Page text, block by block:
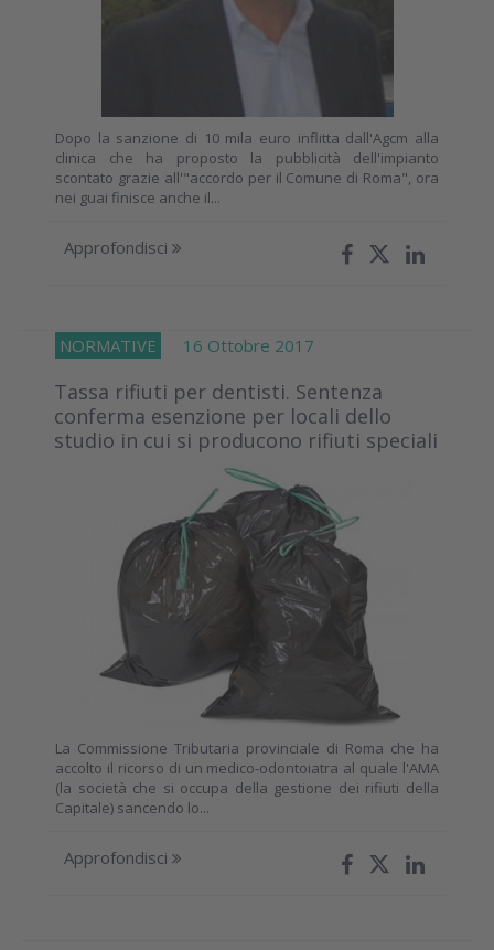
Dopo la sanzione di 10 mila euro inflitta dall'Agcm alla
clinica che ha proposto la pubblicità dell'impianto
scontato grazie all'"accordo per il Comune di Roma", ora
nei guai finisce anche il...
Approfondisci
NORMATIVE 16 Ottobre 2017
Tassa rifiuti per dentisti. Sentenza
conferma esenzione per locali dello
studio in cui si producono rifiuti speciali
La Commissione Tributaria provinciale di Roma che ha
accolto il ricorso di un medico-odontoiatra al quale l'AMA
(la società che si occupa della gestione dei rifiuti della
Capitale) sancendo lo...
Approfondisci